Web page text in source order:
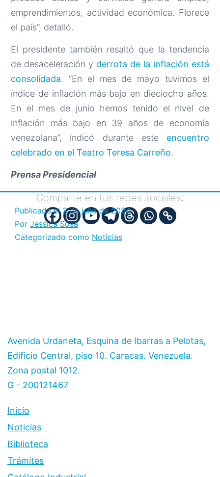
emprendimientos, actividad económica. Florece
el país”, detalló.
El presidente también resaltó que la tendencia
de desaceleración y derrota de la inflación está
consolidada. “En el mes de mayo tuvimos el
índice de inflación más bajo en dieciocho años.
En el mes de junio hemos tenido el nivel de
inflación más bajo en 39 años de economía
venezolana”, indicó durante este encuentro
celebrado en el Teatro Teresa Carreño.
Prensa Presidencial
Comparte en tus redes sociales:
Publicada el 3 de julio de 2024
Por Jessica Sosa
Categorizado como Noticias
Avenida Urdaneta, Esquina de Ibarras a Pelotas,
Edificio Central, piso 10. Caracas. Venezuela.
Zona postal 1012.
G - 200121467
Inicio
Noticias
Biblioteca
Trámites